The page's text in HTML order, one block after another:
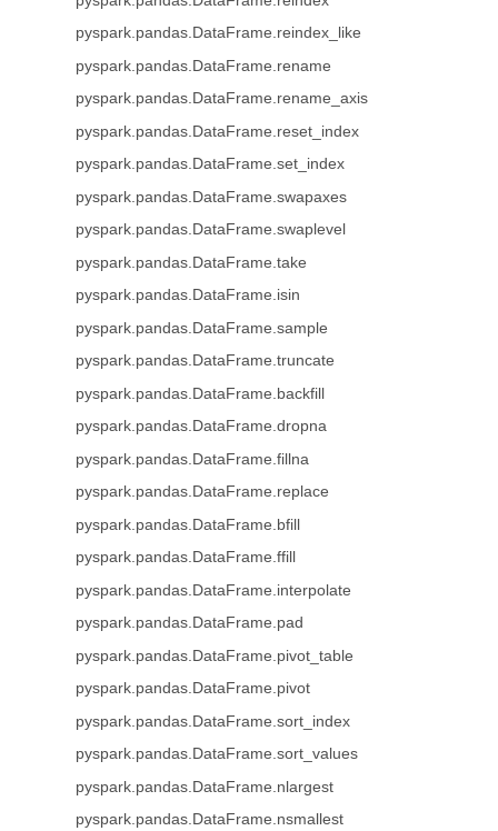
pyspark.pandas.DataFrame.reindex_like
pyspark.pandas.DataFrame.rename
pyspark.pandas.DataFrame.rename_axis
pyspark.pandas.DataFrame.reset_index
pyspark.pandas.DataFrame.set_index
pyspark.pandas.DataFrame.swapaxes
pyspark.pandas.DataFrame.swaplevel
pyspark.pandas.DataFrame.take
pyspark.pandas.DataFrame.isin
pyspark.pandas.DataFrame.sample
pyspark.pandas.DataFrame.truncate
pyspark.pandas.DataFrame.backfill
pyspark.pandas.DataFrame.dropna
pyspark.pandas.DataFrame.fillna
pyspark.pandas.DataFrame.replace
pyspark.pandas.DataFrame.bfill
pyspark.pandas.DataFrame.ffill
pyspark.pandas.DataFrame.interpolate
pyspark.pandas.DataFrame.pad
pyspark.pandas.DataFrame.pivot_table
pyspark.pandas.DataFrame.pivot
pyspark.pandas.DataFrame.sort_index
pyspark.pandas.DataFrame.sort_values
pyspark.pandas.DataFrame.nlargest
pyspark.pandas.DataFrame.nsmallest